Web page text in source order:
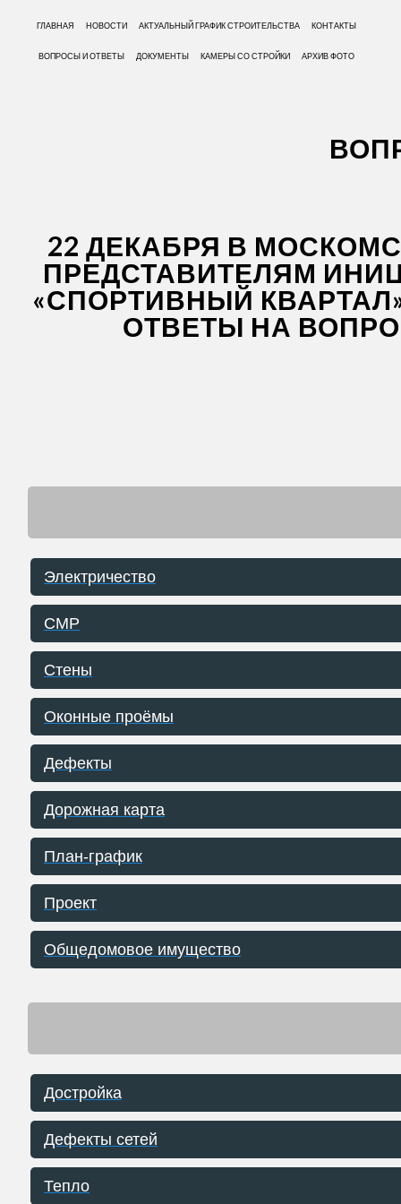
ГЛАВНАЯ НОВОСТИ АКТУАЛЬНЫЙ ГРАФИК СТРОИТЕЛЬСТВА КОНТАКТЫ
ВОПРОСЫ И ОТВЕТЫ ДОКУМЕНТЫ КАМЕРЫ СО СТРОЙКИ АРХИВ ФОТО
22 ДЕКАБРЯ В
ПРЕДСТАВИТЕЛЯМ
«СПОРТИВНЫЙ
ОТВЕТЫ НА
Электричество
СМР
Стены
Оконные проёмы
Дефекты
Дорожная карта
План-график
Проект
Общедомовое имущество
Достройка
Дефекты сетей
Тепло